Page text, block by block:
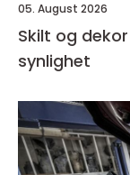
05. August 2026
Skilt og
synlighet